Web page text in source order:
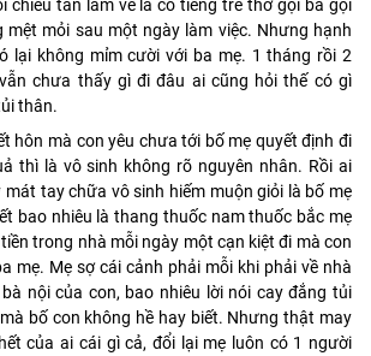
chiều tan làm về là có tiếng trẻ thơ gọi ba gọi
mệt mỏi sau một ngày làm việc. Nhưng hạnh
lại không mỉm cười với ba mẹ. 1 tháng rồi 2
chưa thấy gì đi đâu ai cũng hỏi thế có gì
thân.
hôn mà con yêu chưa tới bố mẹ quyết định đi
thì là vô sinh không rõ nguyên nhân. Rồi ai
tay chữa vô sinh hiếm muộn giỏi là bố mẹ
bao nhiêu là thang thuốc nam thuốc bắc mẹ
trong nhà mỗi ngày một cạn kiệt đi mà con
mẹ. Mẹ sợ cái cảnh phải mỗi khi phải về nhà
nội của con, bao nhiêu lời nói cay đắng tủi
bố con không hề hay biết. Nhưng thật may
của ai cái gì cả, đổi lại mẹ luôn có 1 người